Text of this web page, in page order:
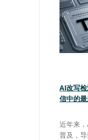
AI改写
信中的
近年来
普及，